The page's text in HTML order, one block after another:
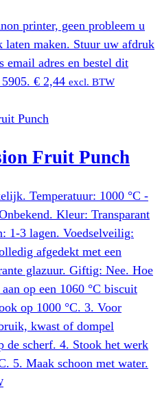
printer, geen probleem u
laten maken. Stuur uw afdruk
email adres en bestel dit
€ 2,44 excl. BTW
Fruit Punch
Temperatuur: 1000 °C -
Kleur: Transparant
1-3 lagen. Voedselveilig:
afgedekt met een
glazuur. Giftig: Nee. Hoe
op een 1060 °C biscuit
op 1000 °C. 3. Voor
kwast of dompel
de scherf. 4. Stook het werk
5. Maak schoon met water.